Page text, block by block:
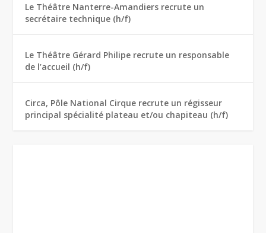
Le Théâtre Nanterre-Amandiers recrute un
secrétaire technique (h/f)
Le Théâtre Gérard Philipe recrute un responsable
de l’accueil (h/f)
Circa, Pôle National Cirque recrute un régisseur
principal spécialité plateau et/ou chapiteau (h/f)